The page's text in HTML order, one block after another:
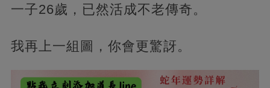
一子26歲，已然活成不老傳奇。
我再上一組圖，你會更驚訝。